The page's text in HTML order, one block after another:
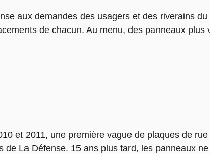
aux demandes des usagers et des riverains
de chacun. Au menu, des panneaux
et 2011, une première vague de plaques de
de La Défense. 15 ans plus tard, les panneaux